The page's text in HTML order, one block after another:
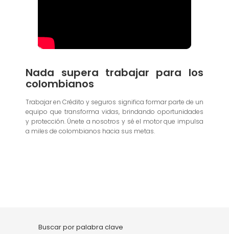
Nada supera trabajar para los
colombianos
Trabajar en Crédito y seguros significa formar parte de un
equipo que transforma vidas, brindando oportunidades
y protección. Únete a nosotros y sé el motor que impulsa
a miles de colombianos hacia sus metas.
Buscar por palabra clave